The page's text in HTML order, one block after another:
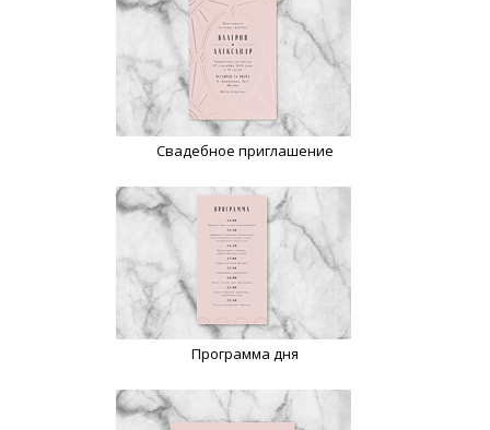
Свадебное приглашение
Программа дня